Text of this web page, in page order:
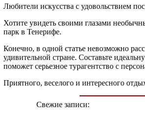
Любители искусства с удовольствием
Хотите увидеть своими глазами
парк в Тенерифе.
Конечно, в одной статье невозможно
удивительной стране. Составьте
поможет серьезное турагентство с
Приятного, веселого и интересного
Свежие записи: